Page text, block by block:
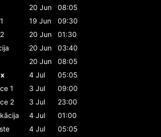
20 Jun
08:05
19 Jun
09:30
20 Jun
01:30
20 Jun
03:40
20 Jun
08:05
4 Jul
05:05
1 3 Jul
09:00
2 3 Jul
23:00
4 Jul
01:00
4 Jul
05:05